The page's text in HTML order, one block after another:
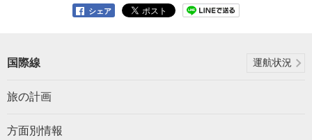
シェア
国際線 運航状況
旅の計画
方面別情報